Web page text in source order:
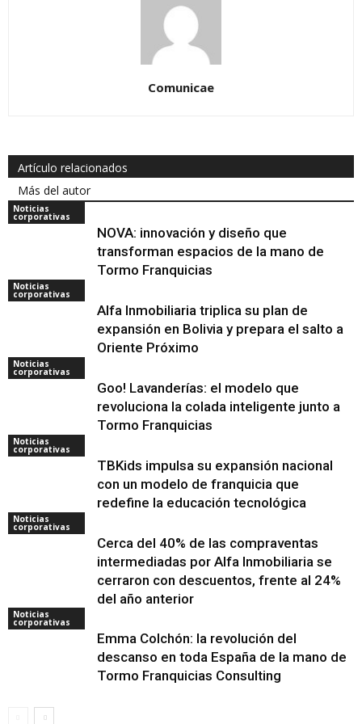
Comunicae
Artículo relacionados
Más del autor
Noticias
corporativas
NOVA: innovación y diseño que
transforman espacios de la mano de
Tormo Franquicias
Noticias
corporativas
Alfa Inmobiliaria triplica su plan de
expansión en Bolivia y prepara el salto a
Oriente Próximo
Noticias
corporativas
Goo! Lavanderías: el modelo que
revoluciona la colada inteligente junto a
Tormo Franquicias
Noticias
corporativas
TBKids impulsa su expansión nacional
con un modelo de franquicia que
redefine la educación tecnológica
Noticias
corporativas
Cerca del 40% de las compraventas
intermediadas por Alfa Inmobiliaria se
cerraron con descuentos, frente al 24%
del año anterior
Noticias
corporativas
Emma Colchón: la revolución del
descanso en toda España de la mano de
Tormo Franquicias Consulting